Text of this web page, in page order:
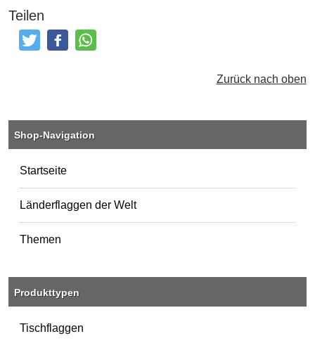
Teilen
TweetenPostenTeilen
Zurück nach oben
Shop-Navigation
Startseite
Länderflaggen der Welt
Themen
Produkttypen
Tischflaggen